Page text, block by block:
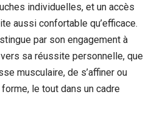
individuelles, et un accès
aussi confortable qu’efficace.
par son engagement à
sa réussite personnelle, que
musculaire, de s’affiner ou
le tout dans un cadre